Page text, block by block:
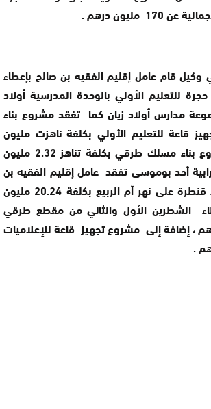
مليون درهم .
وكيل قام عامل إقليم الفقيه بن صالح بإعطاء
للتعليم الأولي بالوحدة المدرسية أولاد
مدارس أولاد زيان كما تفقد مشروع بناء
قاعة للتعليم الأولي بكلفة ناهزت مليون
درهم وتوطين مشروع بناء مسلك طرقي بكلفة تناهز 2.32 مليون
أحد بوموسى تفقد عامل إقليم الفقيه بن
صالح سير أشغال بناء قنطرة على نهر أم الربيع بكلفة 20.24 مليون
الشطرين الأول والثاني من مقطع طرقي
درهم ، إضافة إلى مشروع تجهيز قاعة للإعلاميات